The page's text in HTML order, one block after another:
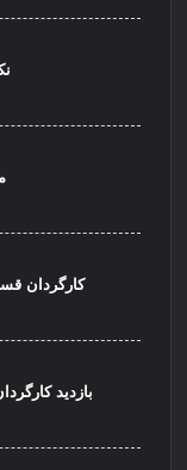
کارگردان
بازدید